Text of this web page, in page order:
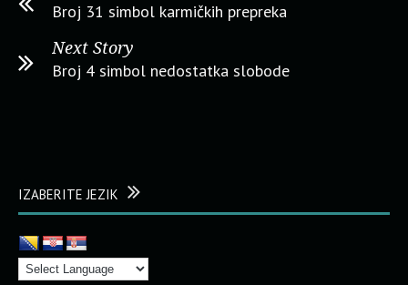
Broj 31 simbol karmičkih prepreka
Next Story
Broj 4 simbol nedostatka slobode
IZABERITE JEZIK